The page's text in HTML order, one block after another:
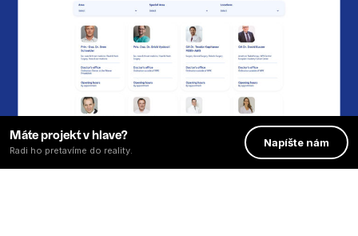
Máte projekt v hlave?
Radi ho pretavíme do reality.
Napíšte nám